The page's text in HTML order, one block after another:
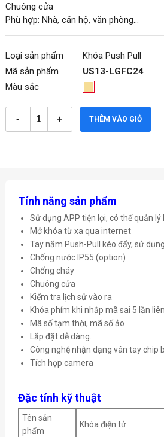
Chuông cửa
Phù hợp: Nhà, căn hộ, văn phòng...
Loại sản phẩm
Khóa Push Pull
Mã sản phẩm
US13-LGFC24
Màu sắc
THÊM VÀO GIỎ
Tính năng sản phẩm
Sử dụng APP tiện lợi, có thể quản
Mở khóa từ xa qua internet
Tay nắm Push-Pull kéo đẩy, sử
Chống nước IP55 (option)
Chống cháy
Chuông cửa
Kiểm tra lịch sử vào ra
Khóa phím khi nhập mã sai 5 lần
Mã số tạm thời, mã số ảo
Lắp đặt dễ dàng.
Công nghệ nhận dạng vân tay chip
Tích hợp camera
Đặc tính kỹ thuật
Tên sản
phẩm
Khóa điện tử